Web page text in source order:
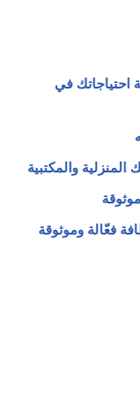
احتياجاتك في
والمكتبية
فعّالة وموثوقة